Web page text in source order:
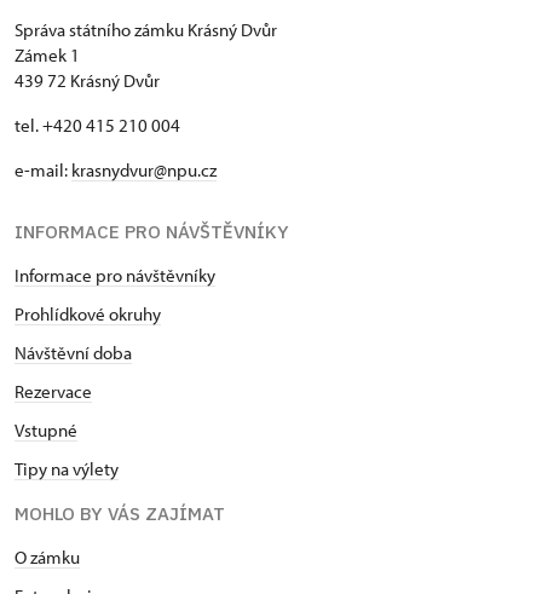
Správa státního zámku Krásný Dvůr
Zámek 1
439 72 Krásný Dvůr
tel. +420 415 210 004
e-mail: krasnydvur@npu.cz
INFORMACE PRO NÁVŠTĚVNÍKY
Informace pro návštěvníky
Prohlídkové okruhy
Návštěvní doba
Rezervace
Vstupné
Tipy na výlety
MOHLO BY VÁS ZAJÍMAT
O zámku